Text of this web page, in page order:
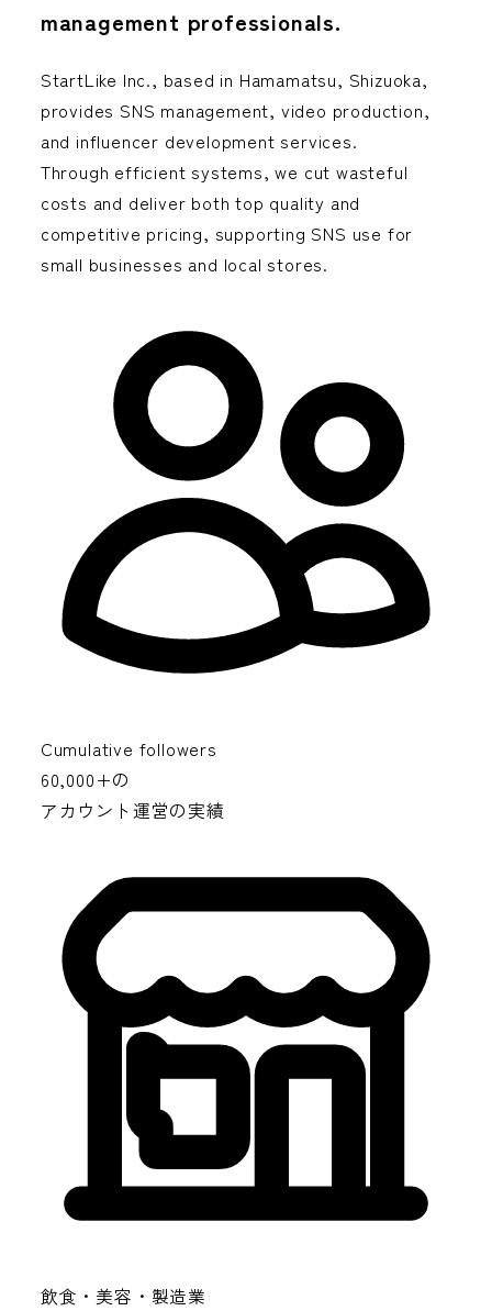
management professionals.
StartLike Inc., based in Hamamatsu, Shizuoka,
provides SNS management, video production,
and influencer development services.
Through efficient systems,we cut wasteful
costs and deliver both top quality and
competitive pricing, supporting SNS use for
small businesses and local stores.
Cumulative followers
60,000+の
アカウント運営の実績
飲食・美容・製造業